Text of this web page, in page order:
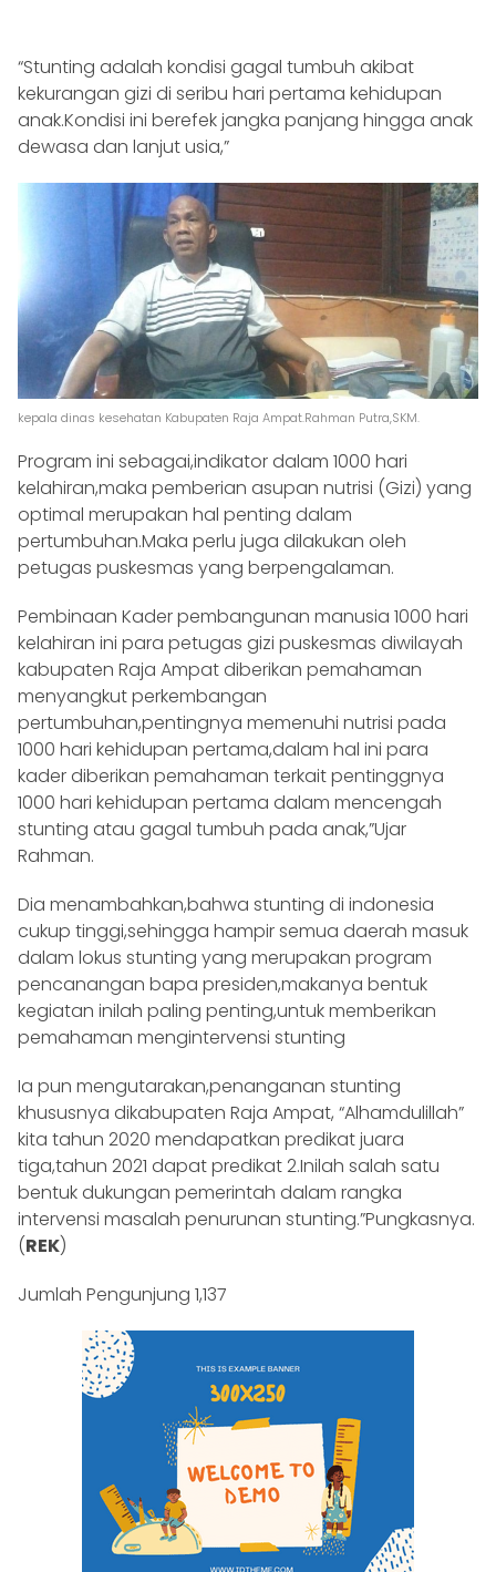
“Stunting adalah kondisi gagal tumbuh akibat
kekurangan gizi di seribu hari pertama kehidupan
anak.Kondisi ini berefek jangka panjang hingga anak
dewasa dan lanjut usia,”
kepala dinas kesehatan Kabupaten Raja Ampat.Rahman Putra,SKM.
Program ini sebagai,indikator dalam 1000 hari
kelahiran,maka pemberian asupan nutrisi (Gizi) yang
optimal merupakan hal penting dalam
pertumbuhan.Maka perlu juga dilakukan oleh
petugas puskesmas yang berpengalaman.
Pembinaan Kader pembangunan manusia 1000 hari
kelahiran ini para petugas gizi puskesmas diwilayah
kabupaten Raja Ampat diberikan pemahaman
menyangkut perkembangan
pertumbuhan,pentingnya memenuhi nutrisi pada
1000 hari kehidupan pertama,dalam hal ini para
kader diberikan pemahaman terkait pentinggnya
1000 hari kehidupan pertama dalam mencengah
stunting atau gagal tumbuh pada anak,”Ujar
Rahman.
Dia menambahkan,bahwa stunting di indonesia
cukup tinggi,sehingga hampir semua daerah masuk
dalam lokus stunting yang merupakan program
pencanangan bapa presiden,makanya bentuk
kegiatan inilah paling penting,untuk memberikan
pemahaman mengintervensi stunting
Ia pun mengutarakan,penanganan stunting
khususnya dikabupaten Raja Ampat, “Alhamdulillah”
kita tahun 2020 mendapatkan predikat juara
tiga,tahun 2021 dapat predikat 2.Inilah salah satu
bentuk dukungan pemerintah dalam rangka
intervensi masalah penurunan stunting.”Pungkasnya.
(REK)
Jumlah Pengunjung 1,137